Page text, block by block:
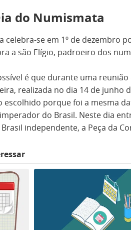
do Numismata
celebra-se em 1º de dezembro
a são Elígio, padroeiro dos
é que durante uma reunião
realizada no dia 14 de junho
escolhido porque foi a mesma
do Brasil. Neste dia
independente, a Peça da